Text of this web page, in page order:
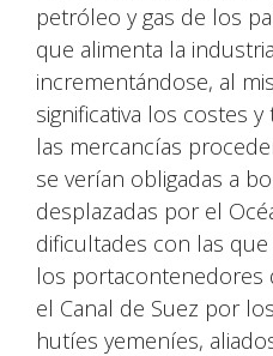
petróleo y gas de los
que alimenta la
incrementándose, al
significativa los costes
las mercancías
se verían obligadas a
desplazadas por el
dificultades con las
los portacontenedores
el Canal de Suez por
hutíes yemeníes,